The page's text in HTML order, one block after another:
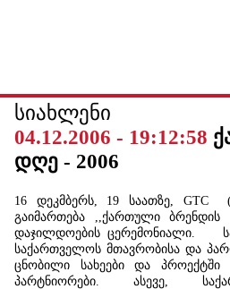
სიახლენი
04.12.2006 - 19:12:58
დღე - 2006
16 დეკმბერს, 19 საათზე, GTC
გაიმართება ,,ქართული ბრენდის
დაჯილდოების ცერემონიალი.
საქართველოს მთავრობისა და
ცნობილი სახეები და პროექტში
პარტნიორები. ასევე,